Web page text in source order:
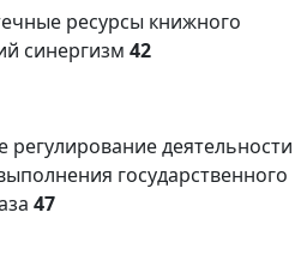
ресурсы книжного
синергизм 42
деятельности
государственного
47